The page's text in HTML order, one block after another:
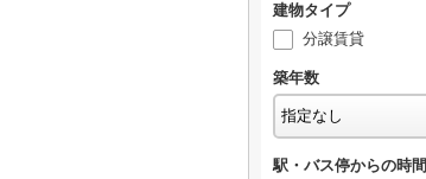
建物タイプ
分譲賃貸
築年数
駅・バス停からの時間